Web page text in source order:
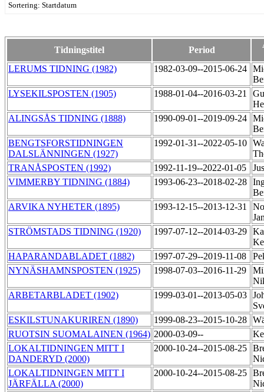
Sortering: Startdatum
Tidningstitel Period
LERUMS TIDNING (1982) 1982-03-09--2015-06-24
LYSEKILSPOSTEN (1905)
1988-01-04--2016-03-21
ALINGSÅS TIDNING (1888)
1990-09-01--2019-09-24
BENGTSFORSTIDNINGEN
DALSLÄNNINGEN (1927)
1992-01-31--2022-05-10
TRANÅSPOSTEN (1992)
1992-11-19--2022-01-05
VIMMERBY TIDNING (1884)
1993-06-23--2018-02-28
ARVIKA NYHETER (1895)
1993-12-15--2013-12-31
STRÖMSTADS TIDNING (1920)
1997-07-12--2014-03-29
HAPARANDABLADET (1882)
1997-07-29--2019-11-08
NYNÄSHAMNSPOSTEN (1925)
1998-07-03--2016-11-29
ARBETARBLADET (1902)
1999-03-01--2013-05-03
ESKILSTUNAKURIREN (1890)
1999-08-23--2015-10-28
RUOTSIN SUOMALAINEN (1964) 2000-03-09--
LOKALTIDNINGEN MITT I
DANDERYD (2000)
2000-10-24--2015-08-25
LOKALTIDNINGEN MITT I
JÄRFÄLLA (2000)
2000-10-24--2015-08-25